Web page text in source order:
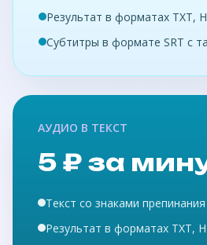
Результат в форматах TXT,
Субтитры в формате SRT с
АУДИО В ТЕКСТ
5 ₽ за
Текст со знаками препинания
Результат в форматах TXT,